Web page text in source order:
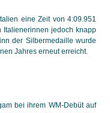
eine Zeit von 4:09.951
Italienerinnen jedoch knapp
der Silbermedaille wurde
Jahres erneut erreicht.
bei ihrem WM-Debüt auf